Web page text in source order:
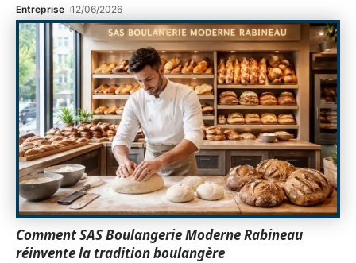
Entreprise 12/06/2026
Comment SAS Boulangerie Moderne Rabineau
réinvente la tradition boulangère